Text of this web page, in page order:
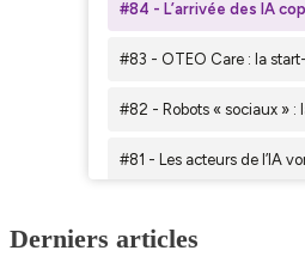
Derniers articles